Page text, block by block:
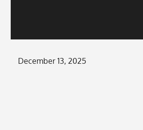
Posted
December 13, 2025